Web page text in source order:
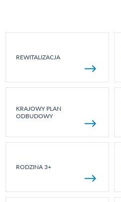
REWITALIZACJA
KRAJOWY PLAN
ODBUDOWY
RODZINA 3+